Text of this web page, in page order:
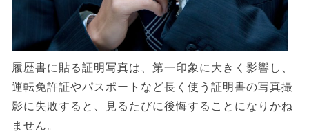
履歴書に貼る証明写真は、第一印象に大きく影響し、
運転免許証やパスポートなど長く使う証明書の写真撮
影に失敗すると、見るたびに後悔することになりかね
ません。